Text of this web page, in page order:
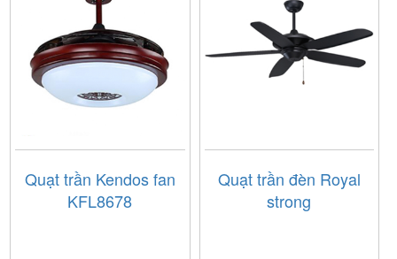
Quạt trần Kendos fan
KFL8678
Quạt trần đèn Royal
strong